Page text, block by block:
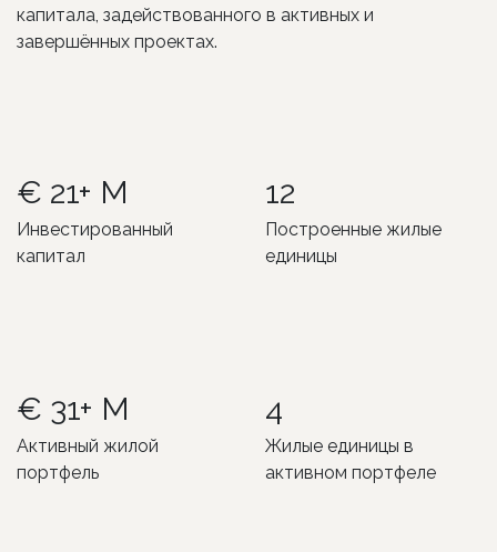
капитала, задействованного в активных и
завершённых проектах.
€ 21+ M
Инвестированный
капитал
12
Построенные жилые
единицы
€ 31+ M
Активный жилой
портфель
4
Жилые единицы в
активном портфеле